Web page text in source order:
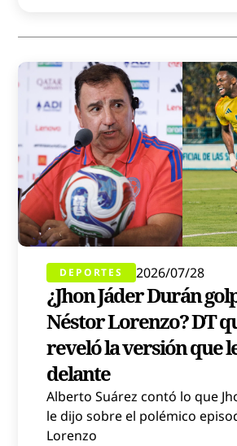
DEPORTES 2026/07/28
¿Jhon Jáder Durán
Néstor Lorenzo? DT
reveló la versión que
delante
Alberto Suárez contó lo que
le dijo sobre el polémico
Lorenzo